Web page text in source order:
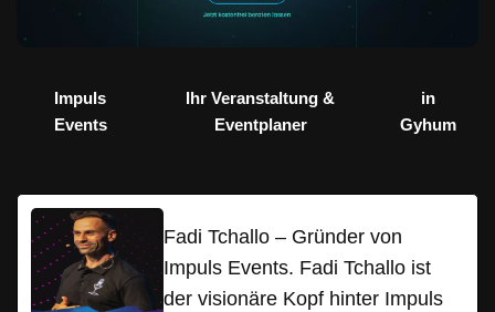
Impuls
Events
Ihr Veranstaltung &
Eventplaner
in
Gyhum
Fadi Tchallo – Gründer von
Impuls Events. Fadi Tchallo ist
der visionäre Kopf hinter Impuls